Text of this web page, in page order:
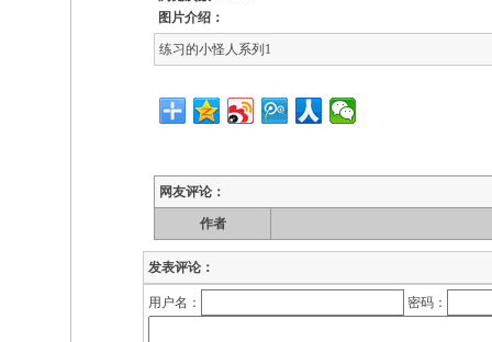
图片介绍：
练习的小怪人系列1
网友评论：
作者
发表评论：
用户名： 密码：